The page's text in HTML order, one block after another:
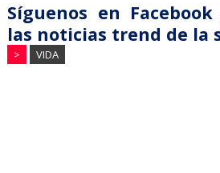
Síguenos en
las noticias trend de la
> VIDA